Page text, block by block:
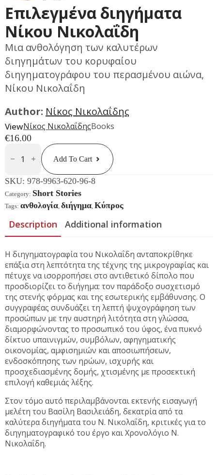
Επιλεγμένα διηγήματα
Νίκου Νικολαΐδη
Μια ανθολόγηση των καλυτέρων
διηγημάτων του κορυφαίου
διηγηματογράφου του περασμένου αιώνα,
Νίκου Νικολαΐδη
Author: Νίκος Νικολαΐδης
ViewΝίκος ΝικολαΐδηςBooks
€16.00
Επιλεγμένα
Διηγήματα
Νίκου
Νικολαΐδη
Quantity
Add To Cart
SKU: 978-9963-620-96-8
Category: Short Stories
Tags: ανθολογία, διήγημα, Κύπρος
Description Additional information
Η διηγηματογραφία του Νικολαΐδη ανταποκρίθηκε
επάξια στη λεπτότητα της τέχνης της μικρογραφίας και
πέτυχε να ισορροπήσει στο αντιθετικό δίπολο που
προσδιορίζει το διήγημα: τον παράδοξο συσχετισμό
της στενής φόρμας και της εσωτερικής εμβάθυνσης. Ο
συγγραφέας συνδυάζει τη λεπτή ψυχογράφηση των
προσώπων με την αυστηρή λιτότητα στη γλώσσα,
διαμορφώνοντας το προσωπικό του ύφος, ένα πυκνό
δίκτυο υπαινιγμών, συμβόλων, αφηγηματικής
οικονομίας, αμφισημιών και αποσιωπήσεων,
ενδοσκόπησης των ηρώων, ισχυρής και
προσχεδιασμένης δομής, χτισμένης με προσεκτική
επιλογή καθεμιάς λέξης.
Στον τόμο αυτό περιλαμβάνονται εκτενής εισαγωγή
μελέτη του Βασίλη Βασιλειάδη, δεκατρία από τα
καλύτερα διηγήματα του Ν. Νικολαΐδη, κριτικές για το
διηγηματογραφικό του έργο και Χρονολόγιο Ν.
Νικολαΐδη.